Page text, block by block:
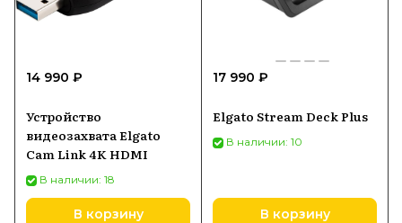
14 990 ₽
Устройство
видеозахвата Elgato
Cam Link 4K HDMI
В наличии: 18
В корзину
17 990 ₽
Elgato Stream Deck Plus
В наличии: 10
В корзину